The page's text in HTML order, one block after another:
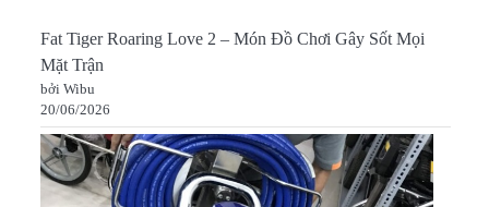
Fat Tiger Roaring Love 2 – Món Đồ Chơi Gây Sốt Mọi
Mặt Trận
bởi Wibu
20/06/2026